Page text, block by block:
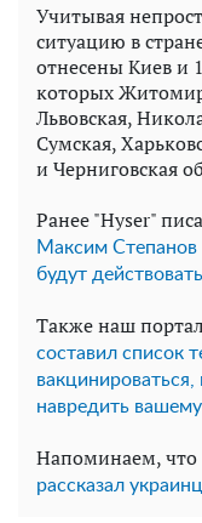
Учитывая
ситуацию в
отнесены Киев и
которых
Львовская,
Сумская,
и Черниговская
Ранее "Hyser"
Максим Степанов
будут
Также наш
составил список
навредить
Напоминаем, что
рассказал